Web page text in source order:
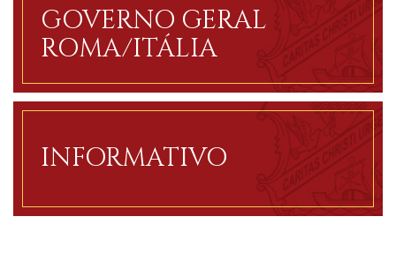
GOVERNO GERAL
ROMA/ITÁLIA
INFORMATIVO